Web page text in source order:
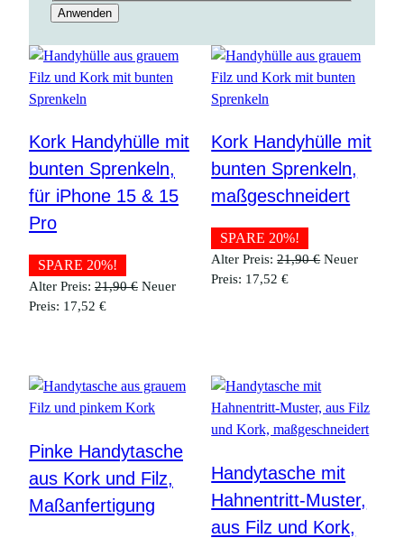
Anwenden
Kork Handyhülle mit
bunten Sprenkeln,
für iPhone 15 & 15
Pro
SPARE 20%!
Alter Preis: 21,90€ Ursprünglicher
Neuer
Preis: 17,52 €Aktueller
Kork Handyhülle mit
bunten Sprenkeln,
maßgeschneidert
SPARE 20%!
Alter Preis: 21,90€ Neuer
Preis: 17,52€Aktueller
Pinke Handytasche
aus Kork und Filz,
Maßanfertigung
Handytasche mit
Hahnentritt-Muster,
aus Filz und Kork,